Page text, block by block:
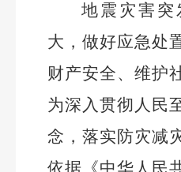
地震灾害突
大，做好应急处
财产安全、维护
为深入贯彻人民
念，落实防灾减
依据《中华人民